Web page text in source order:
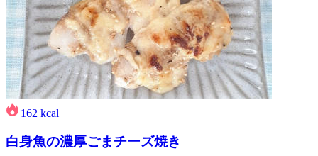
162 kcal
白身魚の濃厚ごまチーズ焼き